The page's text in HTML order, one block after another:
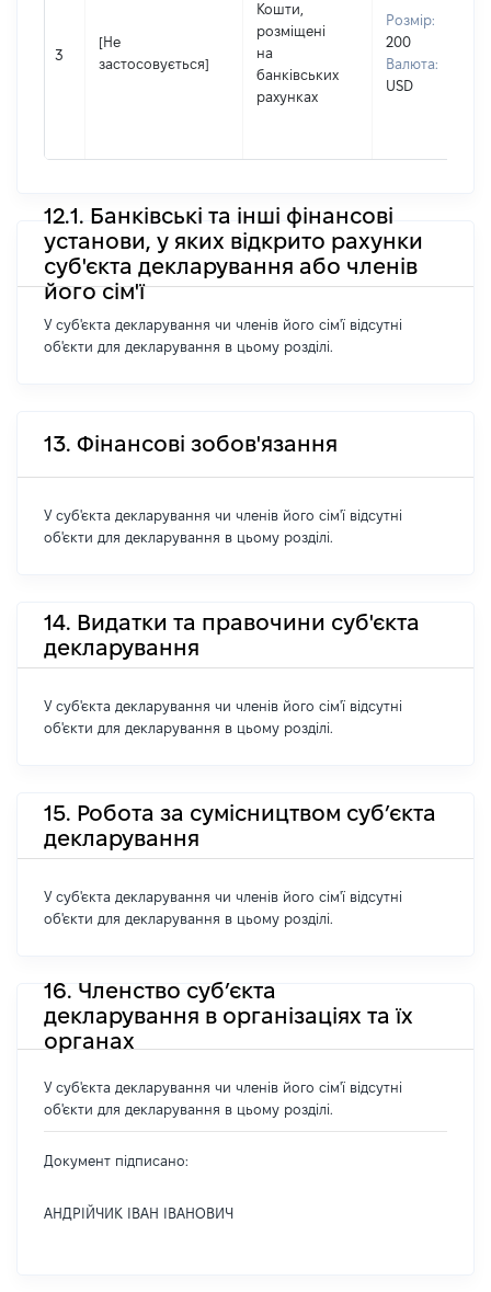
3
[Не
застосовується]
Кошти,
розміщені
на
банківських
рахунках
Розмір:
200
Валюта:
USD
12.1. Банківські та інші фінансові
установи, у яких відкрито рахунки
суб'єкта декларування або членів
його сім'ї
У суб'єкта декларування чи членів його сім'ї відсутні
об'єкти для декларування в цьому розділі.
13. Фінансові зобов'язання
У суб'єкта декларування чи членів його сім'ї відсутні
об'єкти для декларування в цьому розділі.
14. Видатки та правочини суб'єкта
декларування
У суб'єкта декларування чи членів його сім'ї відсутні
об'єкти для декларування в цьому розділі.
15. Робота за сумісництвом суб’єкта
декларування
У суб'єкта декларування чи членів його сім'ї відсутні
об'єкти для декларування в цьому розділі.
16. Членство суб’єкта
декларування в організаціях та їх
органах
У суб'єкта декларування чи членів його сім'ї відсутні
об'єкти для декларування в цьому розділі.
Документ підписано:
АНДРІЙЧИК ІВАН ІВАНОВИЧ